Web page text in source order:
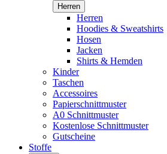
Herren
Herren
Hoodies & Sweatshirts
Hosen
Jacken
Shirts & Hemden
Kinder
Taschen
Accessoires
Papierschnittmuster
A0 Schnittmuster
Kostenlose Schnittmuster
Gutscheine
Stoffe